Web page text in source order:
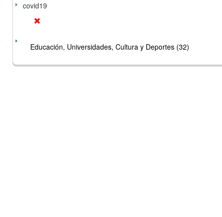
covid19
Educación, Universidades, Cultura y Deportes (32)